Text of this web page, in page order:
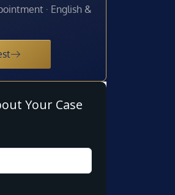
· English &